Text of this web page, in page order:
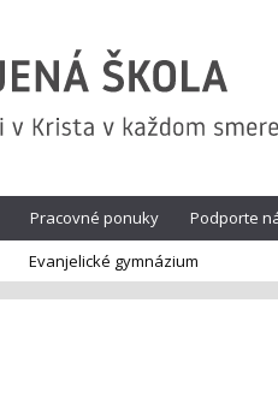
Pracovné ponuky Podporte
Evanjelické gymnázium